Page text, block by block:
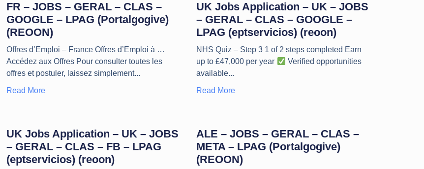
FR – JOBS – GERAL – CLAS –
GOOGLE – LPAG (Portalgogive)
(REOON)
Offres d’Emploi – France Offres d’Emploi à …
Accédez aux Offres Pour consulter toutes les
offres et postuler, laissez simplement
Read More
UK Jobs Application – UK – JOBS
– GERAL – CLAS – GOOGLE –
LPAG (eptservicios) (reoon)
NHS Quiz – Step 3 1 of 2 steps completed Earn
up to £47,000 per year
Verified opportunities
available
Read More
UK Jobs Application – UK – JOBS
– GERAL – CLAS – FB – LPAG
(eptservicios) (reoon)
ALE – JOBS – GERAL – CLAS –
META – LPAG (Portalgogive)
(REOON)